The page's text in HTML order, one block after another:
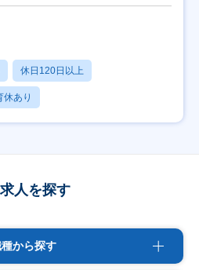
休日120日以上
休あり
求人を探す
から探す